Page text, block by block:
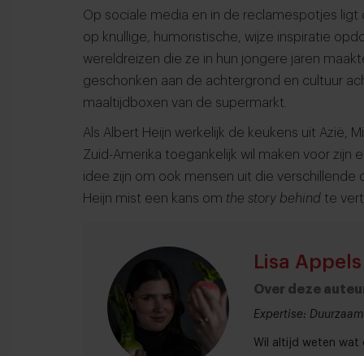
Op sociale media en in de reclamespotjes
op knullige, humoristische, wijze inspiratie
wereldreizen die ze in hun jongere jaren
geschonken aan de achtergrond en cultuur
maaltijdboxen van de supermarkt.
Als Albert Heijn werkelijk de keukens uit Azië,
Zuid-Amerika toegankelijk wil maken voor
idee zijn om ook mensen uit die verschillende
Heijn mist een kans om the story behind te
Lisa Appels
Over deze
Expertise:
Wil altijd weten wat